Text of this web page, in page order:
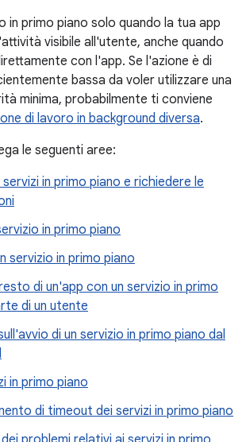
in primo piano solo quando la tua app
visibile all'utente, anche quando
con l'app. Se l'azione è di
bassa da voler utilizzare una
minima, probabilmente ti conviene
di lavoro in background diversa.
le seguenti aree:
in primo piano e richiedere le
in primo piano
servizio in primo piano
di un'app con un servizio in primo
di un utente
di un servizio in primo piano dal
in primo piano
di timeout dei servizi in primo piano